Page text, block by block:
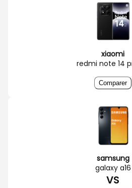
xiaomi
redmi note 14
Comparer
samsung
galaxy a16
VS